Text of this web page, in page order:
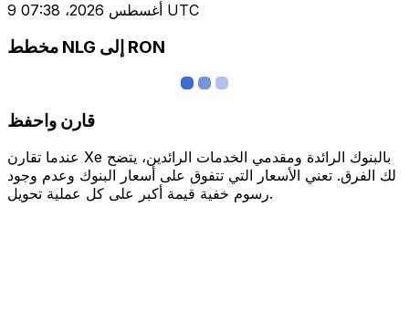
9 أغسطس 2026، 07:38 UTC
مخطط NLG إلى RON
قارن واحفظ
عندما تقارن Xe بالبنوك الرائدة ومقدمي الخدمات الرائدين، يتضح
لك الفرق. تعني الأسعار التي تتفوق على أسعار البنوك وعدم وجود
رسوم خفية قيمة أكبر على كل عملية تحويل.